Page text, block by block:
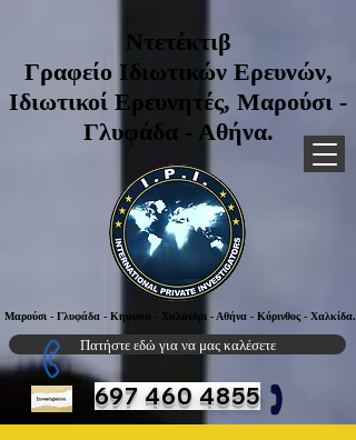
Μαρούσι - Γλυφάδα - Κηφισιά - Χαλάνδρι - Αθήνα - Κόρινθος - Χαλκίδα.
Ντετέκτιβ
Γραφείο Ιδιωτικών Ερευνών,
Ιδιωτικοί Ερευνητές, Μαρούσι -
Γλυφάδα - Αθήνα.
Πατήστε εδώ για να μας καλέσετε
697 460 4855